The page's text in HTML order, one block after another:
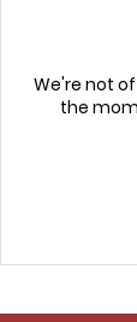
We're not
the